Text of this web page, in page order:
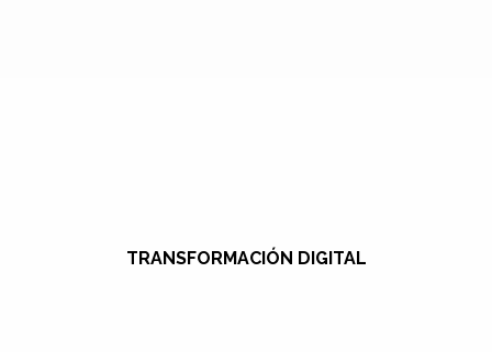
TRANSFORMACIÓN DIGITAL